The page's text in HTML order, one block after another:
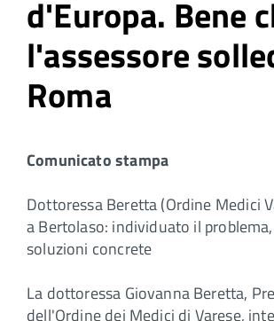
d'Europa. Bene
l'assessore
Roma
Comunicato stampa
Dottoressa Beretta (Ordine Medici
a Bertolaso: individuato il
soluzioni concrete
La dottoressa Giovanna Beretta,
dell'Ordine dei Medici di Varese,